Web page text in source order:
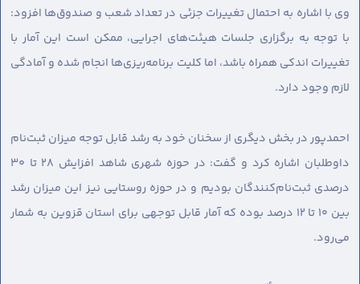
وی با اشاره به احتمال تغییرات جزئی در تعداد شعب و صندوق‌ها افزود:
با توجه به برگزاری جلسات هیئت‌های اجرایی، ممکن است این آمار با
تغییرات اندکی همراه باشد، اما کلیت برنامه‌ریزی‌ها انجام شده و آمادگی
لازم وجود دارد.
احمدپور در بخش دیگری از سخنان خود به رشد قابل توجه میزان ثبت‌نام
داوطلبان اشاره کرد و گفت: در حوزه شهری شاهد افزایش ۲۸ تا ۳۰
درصدی ثبت‌نام‌کنندگان بودیم و در حوزه روستایی نیز این میزان رشد
بین ۱۰ تا ۱۲ درصد بوده که آمار قابل توجهی برای استان قزوین به شمار
می‌رود.